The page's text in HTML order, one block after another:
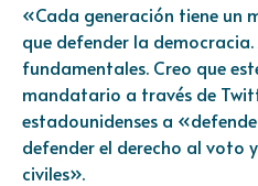
«Cada generación tiene un
que defender la
fundamentales. Creo que
mandatario a través de
estadounidenses a
defender el derecho al voto
civiles».